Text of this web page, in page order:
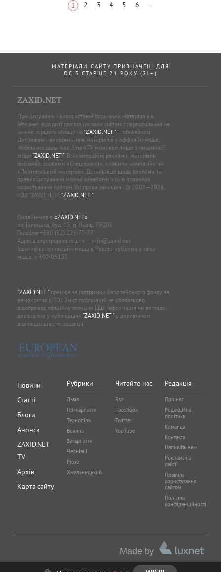
1 2 3 4 5 6 →
МАТЕРІАЛИ САЙТУ ПРИЗНАЧЕНІ ДЛЯ
ОСІБ СТАРШЕ 21 РОКУ (21+)
ZAXID.NET
При цитуванні і використанні будь-яких матеріалів в
Інтернеті відкриті для пошукових систем гіперпосилання не
нижче першого абзацу на "ZAXID.NET "— обов’язкові.
Цитування і використання матеріалів у оффлайн-медіа,
Мобільних додатках, SmartTV можливе лише з письмової
згоди "ZAXID.NET ". Всі комерційні рекламні матеріали
позначені словами «Спецпроєкт», «Новини компаній» чи
«Партнерський матеріал». Детальніше щодо реклами та
правил цитування можна ознайомитись в правилах
користування сайтом. Усі права захищені. © 2005—2026,
ТОВ “ЗАХІД.НЕТ”, "ZAXID.NET ".
Онлайн-медіа «ZAXID.NET»
пл. Галицька, буд. 15, м. Львів, 79008
Телефон +380 (32) 229-77-77
Адреса електронної пошти — info@zaxid.net
Ідентифікатор онлайн-медіа в Реєстрі суб'єктів у сфері
медіа — R40-06155
"ZAXID.NET "працює за підтримки Європейського фонду за
демократію (EED). Зміст публікацій не обов’язково
відображає офіційну позицію EED. Інформація чи погляди,
висловлені у публікаціях "ZAXID.NET "є виключною
відповідальністю редакції.
Новини
Статті
Блоги
Анонси
ZAXID.NET
TV
Архів
Карта сайту
Рубрики
Львів
Прикарпаття
Тернопіль
Волинь
Закарпаття
Чернівці
Рівне
Хмельницький
Читайте нас
Rss
Facebook
Twitter
YouTube
Редакція
Про нас
Редакційна
політика
Команда
Контакти
Напишіть нам
Реклама на
сайті
Правила
користування
сайтом
Політика
конфіденційності
Made by